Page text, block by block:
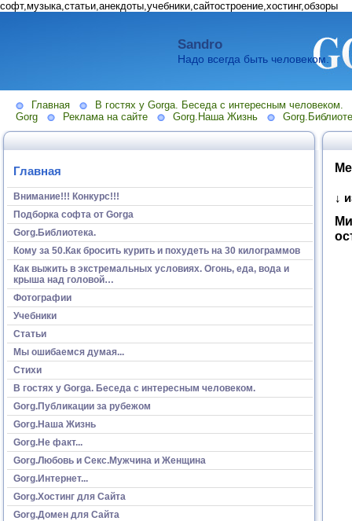
софт,музыка,статьи,анекдоты,учебники,сайтостроение,хостинг,обзоры
Sandro
Надо всегда быть человеком.
Главная
В гостях у Gorga. Беседа с интересным человеком.
Gorg
Реклама на сайте Gorg.Наша Жизнь
Главная
Внимание!!! Конкурс!!!
Подборка софта от Gorga
Gorg.Библиотека.
Кому за 50.Как бросить курить и похудеть на 30 килограммов
Как выжить в экстремальных условиях. Огонь, еда, вода и
крыша над головой…
Фотографии
Учебники
Статьи
Мы ошибаемся думая...
Стихи
В гостях у Gorga. Беседа с интересным человеком.
Gorg.Публикации за рубежом
Gorg.Наша Жизнь
Gorg.Не факт...
Gorg.Любовь и Секс.Мужчина и Женщина
Gorg.Интернет...
Gorg.Хостинг для Сайта
Gorg.Домен для Сайта
↓